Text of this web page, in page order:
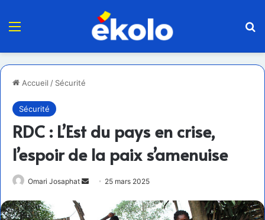
Menu
Accueil / Sécurité
Sécurité
RDC : L’Est du pays en crise,
l’espoir de la paix s’amenuise
Omari Josaphat
Envoyer
courriel
25 mars 2025